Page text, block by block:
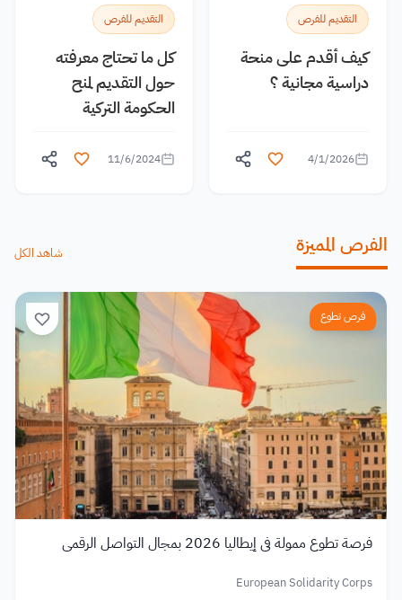
التقديم للفرص
كيف أقدم على منحة
دراسية مجانية ؟
4/1/2026
التقديم للفرص
كل ما تحتاج معرفته
حول التقديم لمنح
الحكومة التركية
11/6/2024
الفرص المميزة شاهد الكل
فرص تطوع
فرصة تطوع ممولة في إيطاليا 2026 بمجال التواصل الرقمي
European Solidarity Corps